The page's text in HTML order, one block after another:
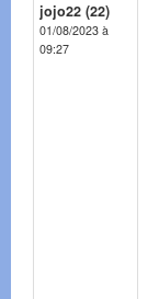
jojo22 (22)
01/08/2023 à
09:27